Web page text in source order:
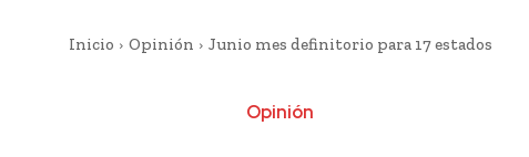
Inicio Opinión Junio mes definitorio para 17 estados
Opinión